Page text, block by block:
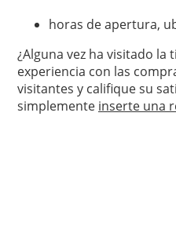
horas de apertura,
¿Alguna vez ha visitado la
experiencia con las
visitantes y califique su
simplemente inserte una